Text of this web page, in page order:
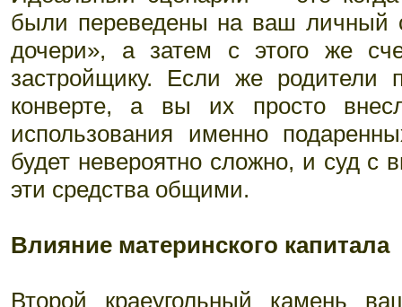
были переведены на ваш личный
дочери», а затем с этого же
застройщику. Если же
конверте, а вы их просто
использования именно
будет невероятно сложно, и суд с
эти средства общими.
Влияние материнского капитала
Второй краеугольный камень